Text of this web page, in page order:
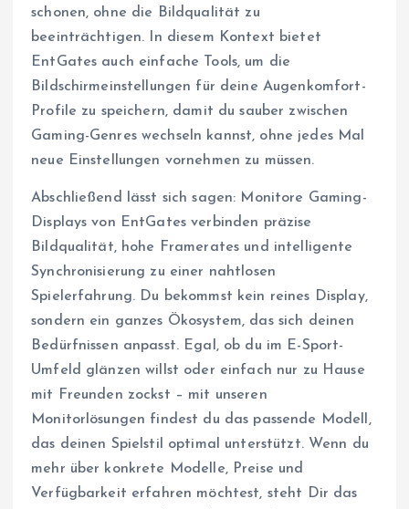
schonen, ohne die Bildqualität zu
beeinträchtigen. In diesem Kontext bietet
EntGates auch einfache Tools, um die
Bildschirmeinstellungen für deine Augenkomfort-
Profile zu speichern, damit du sauber zwischen
Gaming-Genres wechseln kannst, ohne jedes Mal
neue Einstellungen vornehmen zu müssen.
Abschließend lässt sich sagen: Monitore Gaming-
Displays von EntGates verbinden präzise
Bildqualität, hohe Framerates und intelligente
Synchronisierung zu einer nahtlosen
Spielerfahrung. Du bekommst kein reines Display,
sondern ein ganzes Ökosystem, das sich deinen
Bedürfnissen anpasst. Egal, ob du im E-Sport-
Umfeld glänzen willst oder einfach nur zu Hause
mit Freunden zockst – mit unseren
Monitorlösungen findest du das passende Modell,
das deinen Spielstil optimal unterstützt. Wenn du
mehr über konkrete Modelle, Preise und
Verfügbarkeit erfahren möchtest, steht Dir das